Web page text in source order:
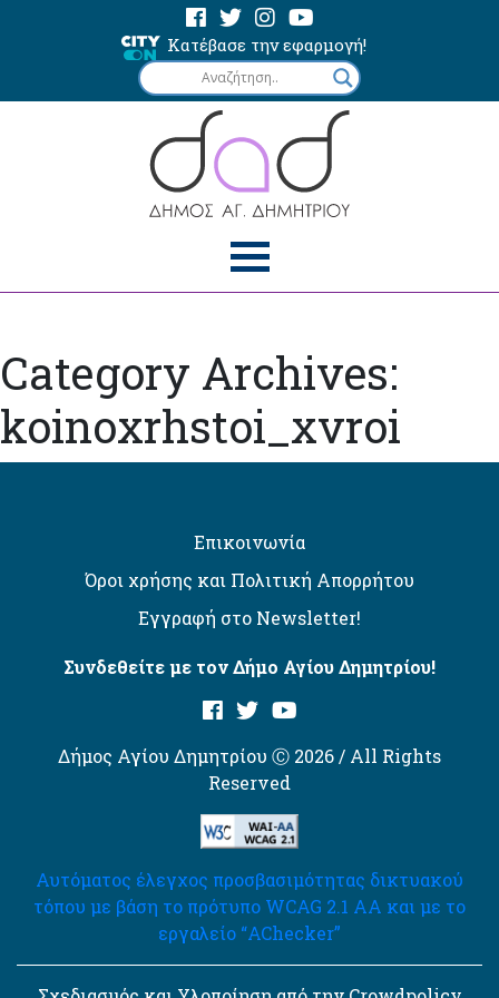
Κατέβασε την εφαρμογή!
Category Archives:
koinoxrhstoi_xvroi
Επικοινωνία
Όροι χρήσης και Πολιτική Απορρήτου
Εγγραφή στο Newsletter!
Συνδεθείτε με τον Δήμο Αγίου Δημητρίου!
Δήμος Αγίου Δημητρίου Ⓒ 2026 / All Rights
Reserved
Αυτόματος έλεγχος προσβασιμότητας δικτυακού
τόπου με βάση το πρότυπο WCAG 2.1 AA και με το
εργαλείο “AChecker”